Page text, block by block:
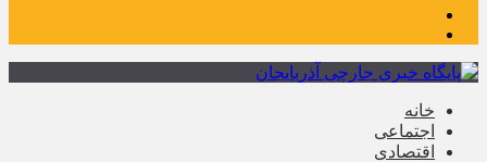
خانه
اجتماعی
اقتصادی